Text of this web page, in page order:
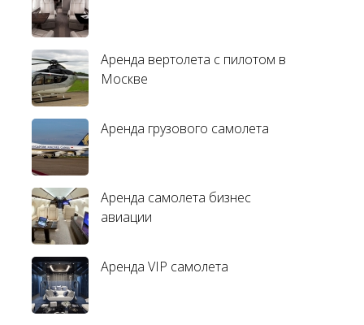
Аренда вертолета с пилотом в
Москве
Аренда грузового самолета
Аренда самолета бизнес
авиации
Аренда VIP самолета